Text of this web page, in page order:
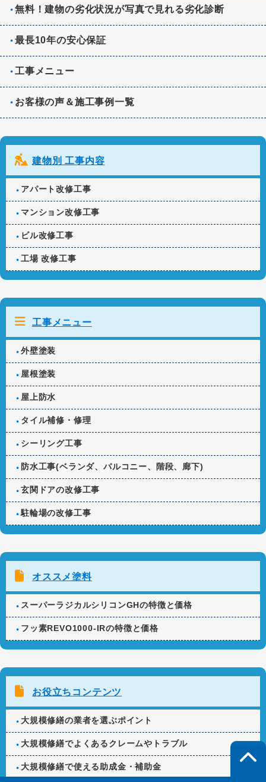
無料！建物の劣化状況が写真で見れる劣化診断
最長10年の安心保証
工事メニュー
お客様の声＆施工事例一覧
建物別 工事内容
アパート改修工事
マンション改修工事
ビル改修工事
工場 改修工事
工事メニュー
外壁塗装
屋根塗装
屋上防水
タイル補修・修理
シーリング工事
防水工事(ベランダ、バルコニー、階段、廊下)
玄関ドアの改修工事
駐輪場の改修工事
オススメ塗料
スーパーラジカルシリコンGHの特徴と価格
フッ素REVO1000-IRの特徴と価格
お役立ちコンテンツ
大規模修繕の業者を選ぶポイント
大規模修繕でよくあるクレームやトラブル
大規模修繕で使える助成金・補助金